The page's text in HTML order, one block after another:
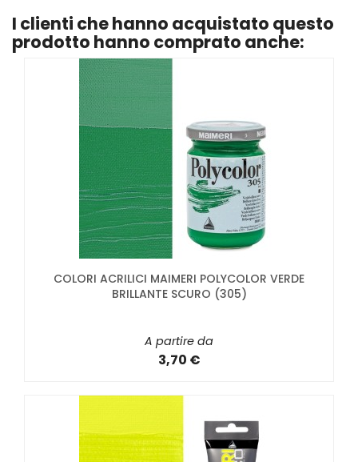
I clienti che hanno acquistato questo
prodotto hanno comprato anche:
COLORI ACRILICI MAIMERI POLYCOLOR VERDE
BRILLANTE SCURO (305)
A partire da
3,70 €